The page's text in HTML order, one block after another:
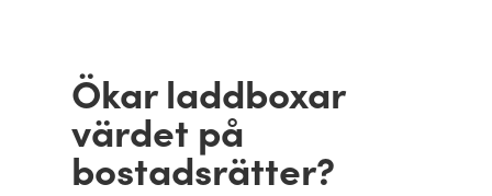
Ökar laddboxar
värdet på
bostadsrätter?